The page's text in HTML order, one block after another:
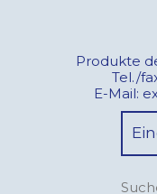
Produkte
Tel./
E-Mail: